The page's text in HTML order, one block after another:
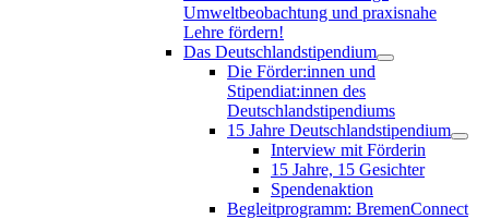
Umweltbeobachtung und praxisnahe
Lehre fördern!
Das Deutschlandstipendium
Die Förder:innen und
Stipendiat:innen des
Deutschlandstipendiums
15 Jahre Deutschlandstipendium
Interview mit Förderin
15 Jahre, 15 Gesichter
Spendenaktion
Begleitprogramm: BremenConnect